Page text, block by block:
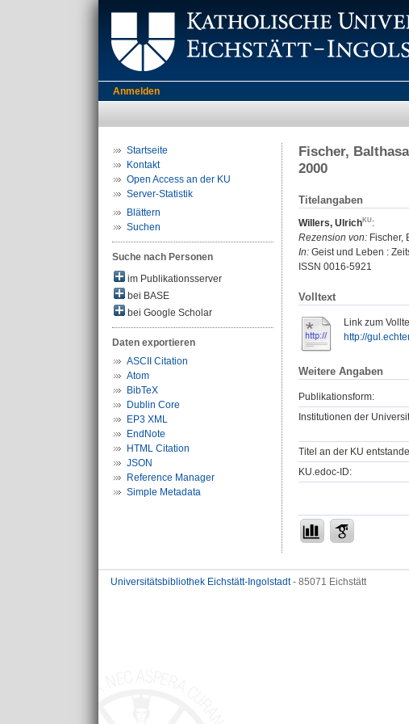
Anmelden
Startseite
Kontakt
Open Access an der KU
Server-Statistik
Blättern
Suchen
Suche nach Personen
im Publikationsserver
bei BASE
bei Google Scholar
Daten exportieren
ASCII Citation
Atom
BibTeX
Dublin Core
EP3 XML
EndNote
HTML Citation
JSON
Reference Manager
Simple Metadata
Fischer,
2000
Titelangaben
Willers, Ulrich
:
Rezension von: Fischer,
In: Geist und Leben :
ISSN 0016-5921
Volltext
Link zum
http://
Weitere Angaben
Publikationsform:
Institutionen der
Titel an der KU
KU.edoc-ID:
Universitätsbibliothek Eichstätt-Ingolstadt- 85071 Eichstätt